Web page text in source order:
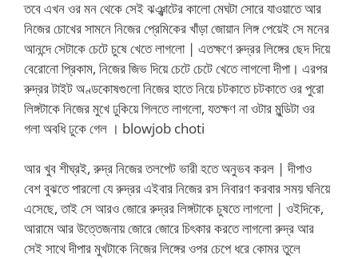
তবে এখন ওর মন থেকে সেই ঝঞ্ঝাটের কালো মেঘটা সোরে যাওয়াতে আর
নিজের চোখের সামনে নিজের প্রেমিকের খাঁড়া জোয়ান লিঙ্গ পেয়েই সে মনের
আনন্দে সেটাকে চেটে চুষে খেতে লাগলো | এতক্ষণে রুদ্রর লিঙ্গের ছেদ দিয়ে
বেরোনো প্রিকাম, নিজের জিভ দিয়ে চেটে চেটে খেতে লাগলো দীপা। এরপর
রুদ্রর টাইট অণ্ডকোষগুলো নিজের হাতে নিয়ে চটকাতে চটকাতে ওর পুরো
লিঙ্গটাকে নিজের মুখে ঢুকিয়ে গিলতে লাগলো, যতক্ষণ না ওটার মুন্ডিটা ওর
গলা অবধি ঢুকে গেল । blowjob choti
আর খুব শীঘ্রই, রুদ্র নিজের তলপেট ভারী হতে অনুভব করল | দীপাও
বেশ বুঝতে পারলো যে রুদ্রর এইবার নিজের রস নিবারণ করবার সময় ঘনিয়ে
এসেছে, তাই সে আরও জোরে রুদ্রর লিঙ্গটাকে চুষতে লাগলো | ওইদিকে,
আরামে আর উত্তেজনায় জোরে জোরে চিৎকার করতে লাগলো রুদ্র আর
সেই সাথে দীপার মুখটাকে নিজের লিঙ্গের ওপর চেপে ধরে কোমর তুলে